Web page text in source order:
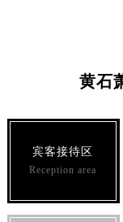
黄石
宾客接待区
Reception area